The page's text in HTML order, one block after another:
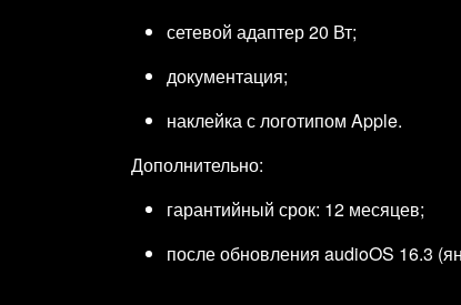
сетевой адаптер 20 Вт;
документация;
наклейка с логотипом Apple.
Дополнительно:
гарантийный срок: 12 месяцев;
после обновления audioOS 16.3